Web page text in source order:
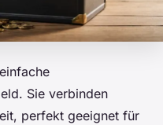
Sie verbinden
perfekt geeignet für